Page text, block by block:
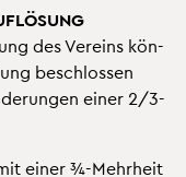
des Ver­eins kön­
be­schlos­sen
einer 2/3-
einer ¾-Mehr­heit